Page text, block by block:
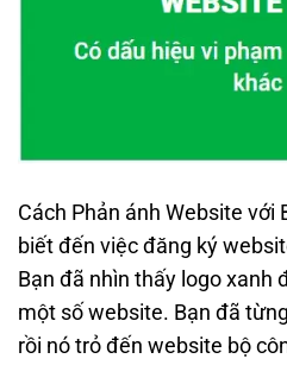
Cách Phản ánh Website với
biết đến việc đăng ký
Bạn đã nhìn thấy logo xanh
một số website. Bạn đã
rồi nó trỏ đến website bộ